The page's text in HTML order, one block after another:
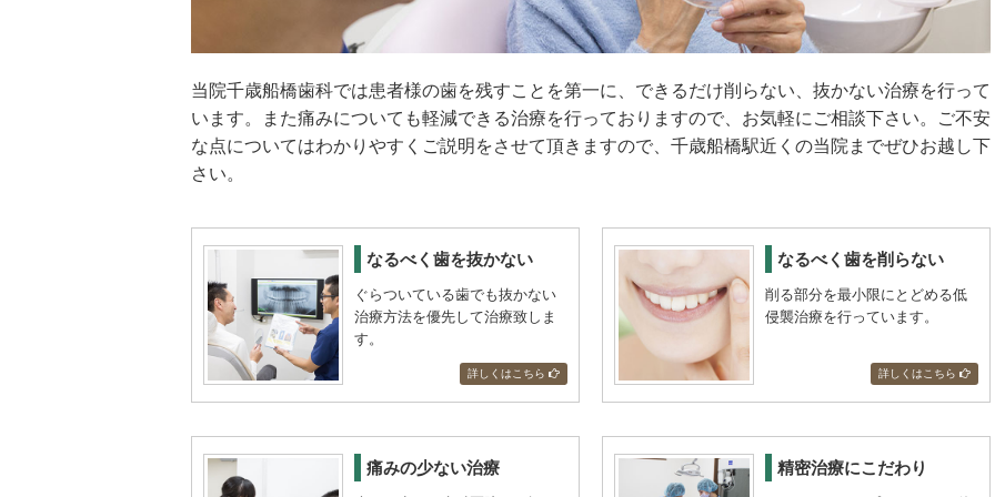
当院千歳船橋歯科では患者様の歯を残すことを第一に、できるだけ削らない、抜かない治療を行って
います。また痛みについても軽減できる治療を行っておりますので、お気軽にご相談下さい。ご不安
な点についてはわかりやすくご説明をさせて頂きますので、千歳船橋駅近くの当院までぜひお越し下
さい。
なるべく歯を抜かない
ぐらついている歯でも抜かない
治療方法を優先して治療致しま
す。
詳しくはこちら
なるべく歯を削らない
削る部分を最小限にとどめる低
侵襲治療を行っています。
詳しくはこちら
痛みの少ない治療 精密治療にこだわり